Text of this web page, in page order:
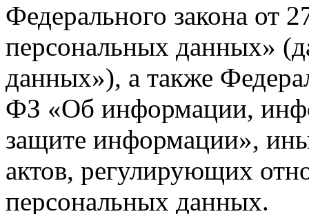
Федерального закона
персональных данных»
данных»), а также
ФЗ «Об информации,
защите информации»,
актов, регулирующих
персональных данных.